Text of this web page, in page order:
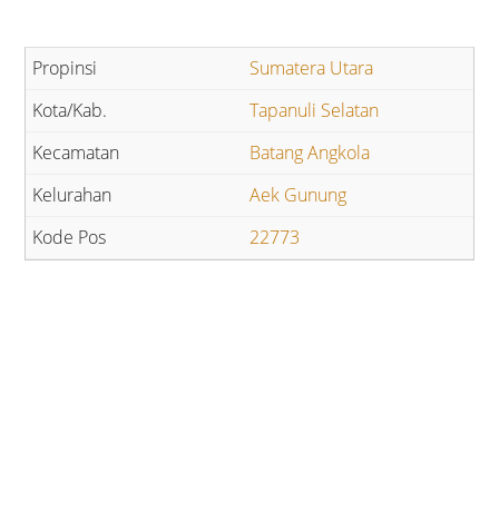
Sumatera Utara
Tapanuli Selatan
Batang Angkola
Aek Gunung
22773